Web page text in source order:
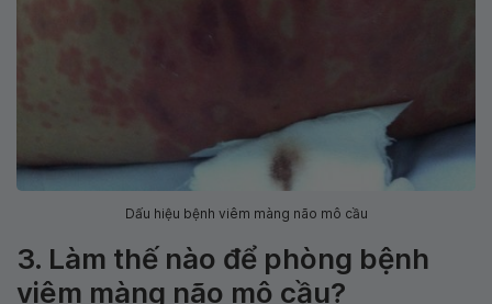
Dấu hiệu bệnh viêm màng não mô cầu
3. Làm thế nào để phòng bệnh
viêm màng não mô cầu?